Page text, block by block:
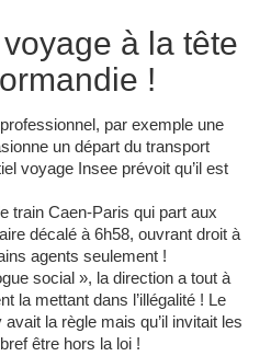
à la tête
!
par exemple une
un départ du transport
voyage Insee prévoit qu’il est
train Caen-Paris qui part aux
décalé à 6h58, ouvrant droit à
agents seulement !
social », la direction a tout à
la mettant dans l’illégalité ! Le
la règle mais qu’il invitait les
être hors la loi !